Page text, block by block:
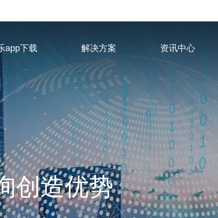
app下载 解决方案 资讯中心
创造优势
服务供应商